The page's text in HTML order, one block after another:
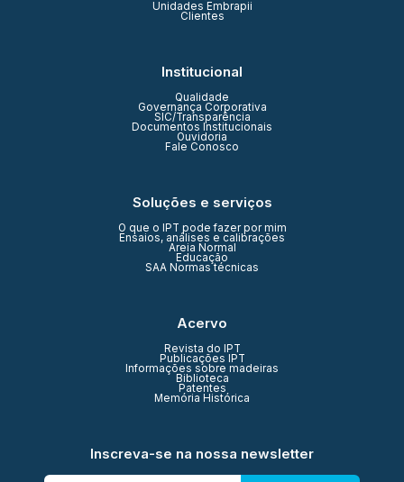
Unidades Embrapii
Clientes
Institucional
Qualidade
Governança Corporativa
SIC/Transparência
Documentos Institucionais
Ouvidoria
Fale Conosco
Soluções e serviços
O que o IPT pode fazer por mim
Ensaios, análises e calibrações
Areia Normal
Educação
SAA Normas técnicas
Acervo
Revista do IPT
Publicações IPT
Informações sobre madeiras
Biblioteca
Patentes
Memória Histórica
Inscreva-se na nossa newsletter